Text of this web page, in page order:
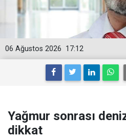
17:12
06 Ağustos 2026
Yağmur sonrası
dikkat